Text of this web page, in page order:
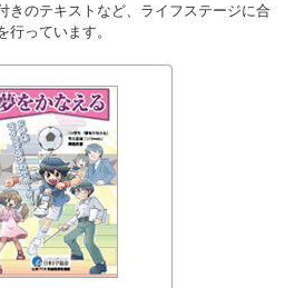
きのテキストなど、ライフステージに合
行っています。